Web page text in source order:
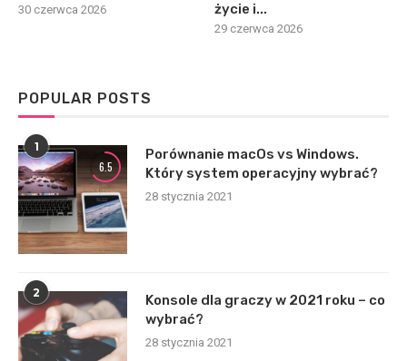
30 czerwca 2026
życie i...
29 czerwca 2026
POPULAR POSTS
1
6.5
Porównanie macOs vs Windows.
Który system operacyjny wybrać?
28 stycznia 2021
2
Konsole dla graczy w 2021 roku – co
wybrać?
28 stycznia 2021